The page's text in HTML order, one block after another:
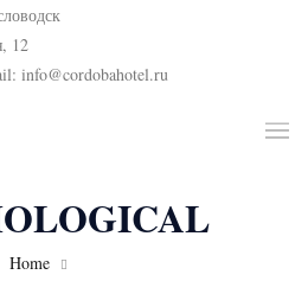
12
info@cordobahotel.ru
Home